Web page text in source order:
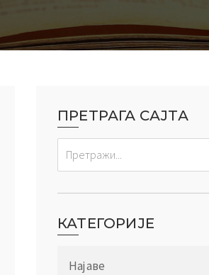
ПРЕТРАГА САЈТА
КАТЕГОРИЈЕ
Најаве